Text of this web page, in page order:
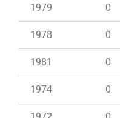
1979 0
1978 0
1981 0
1974 0